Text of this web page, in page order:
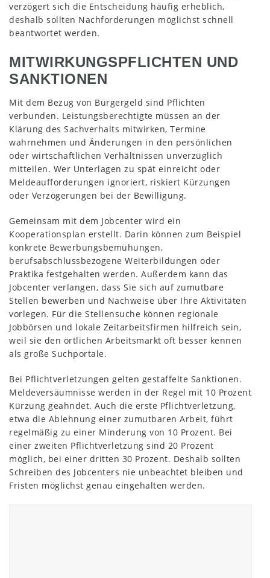
verzögert sich die Entscheidung häufig erheblich,
deshalb sollten Nachforderungen möglichst schnell
beantwortet werden.
MITWIRKUNGSPFLICHTEN UND
SANKTIONEN
Mit dem Bezug von Bürgergeld sind Pflichten
verbunden. Leistungsberechtigte müssen an der
Klärung des Sachverhalts mitwirken, Termine
wahrnehmen und Änderungen in den persönlichen
oder wirtschaftlichen Verhältnissen unverzüglich
mitteilen. Wer Unterlagen zu spät einreicht oder
Meldeaufforderungen ignoriert, riskiert Kürzungen
oder Verzögerungen bei der Bewilligung.
Gemeinsam mit dem Jobcenter wird ein
Kooperationsplan erstellt. Darin können zum Beispiel
konkrete Bewerbungsbemühungen,
berufsabschlussbezogene Weiterbildungen oder
Praktika festgehalten werden. Außerdem kann das
Jobcenter verlangen, dass Sie sich auf zumutbare
Stellen bewerben und Nachweise über Ihre Aktivitäten
vorlegen. Für die Stellensuche können regionale
Jobbörsen und lokale Zeitarbeitsfirmen hilfreich sein,
weil sie den örtlichen Arbeitsmarkt oft besser kennen
als große Suchportale.
Bei Pflichtverletzungen gelten gestaffelte Sanktionen.
Meldeversäumnisse werden in der Regel mit 10 Prozent
Kürzung geahndet. Auch die erste Pflichtverletzung,
etwa die Ablehnung einer zumutbaren Arbeit, führt
regelmäßig zu einer Minderung von 10 Prozent. Bei
einer zweiten Pflichtverletzung sind 20 Prozent
möglich, bei einer dritten 30 Prozent. Deshalb sollten
Schreiben des Jobcenters nie unbeachtet bleiben und
Fristen möglichst genau eingehalten werden.